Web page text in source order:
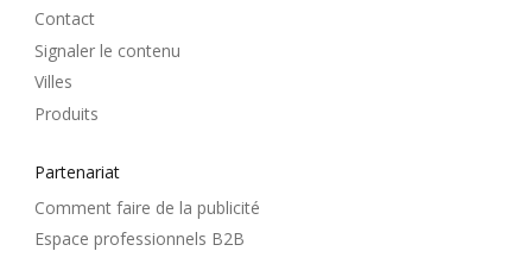
Contact
Signaler le contenu
Villes
Produits
Partenariat
Comment faire de la publicité
Espace professionnels B2B